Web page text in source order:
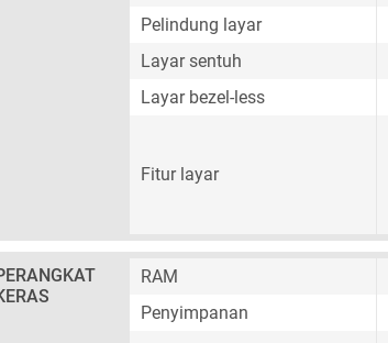
Pelindung layar
Layar sentuh
Layar bezel-less
Fitur layar
RAM
Penyimpanan